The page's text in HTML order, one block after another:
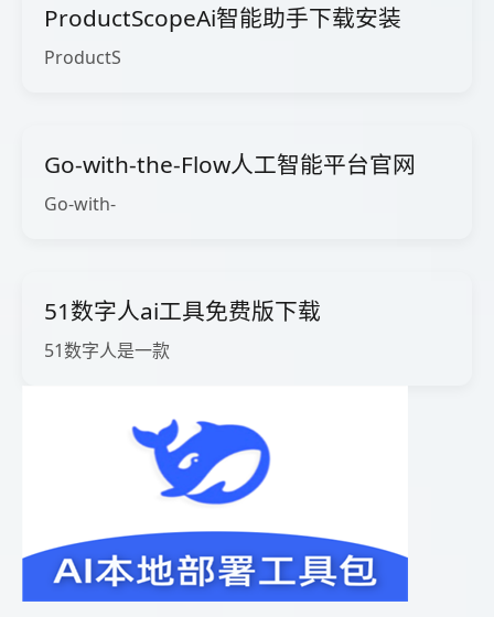
ProductScopeAi智能助手下载安装
ProductS
Go-with-the-Flow人工智能平台官网
Go-with-
51数字人ai工具免费版下载
51数字人是一款